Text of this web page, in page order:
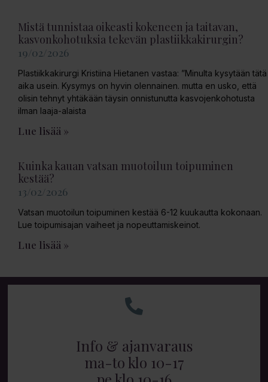
Mistä tunnistaa oikeasti kokeneen ja taitavan,
kasvonkohotuksia tekevän plastiikkakirurgin?
19/02/2026
Plastiikkakirurgi Kristiina Hietanen vastaa: ”Minulta kysytään tätä
aika usein. Kysymys on hyvin olennainen. mutta en usko, että
olisin tehnyt yhtäkään täysin onnistunutta kasvojenkohotusta
ilman laaja-alaista
Lue lisää »
Kuinka kauan vatsan muotoilun toipuminen
kestää?
13/02/2026
Vatsan muotoilun toipuminen kestää 6-12 kuukautta kokonaan.
Lue toipumisajan vaiheet ja nopeuttamiskeinot.
Lue lisää »
Info & ajanvaraus
ma-to klo 10-17